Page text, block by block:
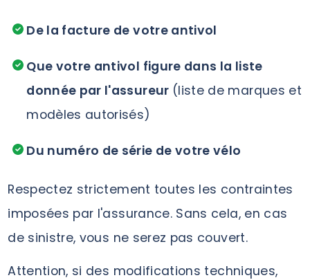
De la facture de votre antivol
Que votre antivol figure dans la liste
donnée par l'assureur (liste de marques et
modèles autorisés)
Du numéro de série de votre vélo
Respectez strictement toutes les contraintes
imposées par l'assurance. Sans cela, en cas
de sinistre, vous ne serez pas couvert.
Attention, si des modifications techniques,